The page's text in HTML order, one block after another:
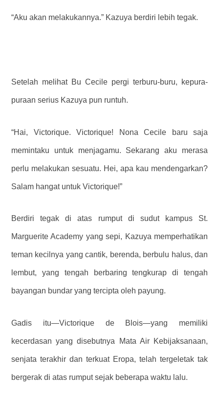
“Aku akan melakukannya.” Kazuya berdiri lebih tegak.
Setelah melihat Bu Cecile pergi terburu-buru, kepura-
puraan serius Kazuya pun runtuh.
“Hai, Victorique. Victorique! Nona Cecile baru saja
memintaku untuk menjagamu. Sekarang aku merasa
perlu melakukan sesuatu. Hei, apa kau mendengarkan?
Salam hangat untuk Victorique!”
Berdiri tegak di atas rumput di sudut kampus St.
Marguerite Academy yang sepi, Kazuya memperhatikan
teman kecilnya yang cantik, berenda, berbulu halus, dan
lembut, yang tengah berbaring tengkurap di tengah
bayangan bundar yang tercipta oleh payung.
Gadis itu—Victorique de Blois—yang memiliki
kecerdasan yang disebutnya Mata Air Kebijaksanaan,
senjata terakhir dan terkuat Eropa, telah tergeletak tak
bergerak di atas rumput sejak beberapa waktu lalu.